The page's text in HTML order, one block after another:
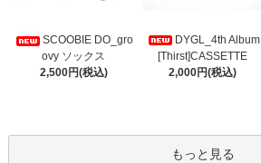
SCOOBIE DO_gro
ovy ソックス
2,500円(税込)
DYGL_4th Album
[Thirst]CASSETTE
2,000円(税込)
もっと見る